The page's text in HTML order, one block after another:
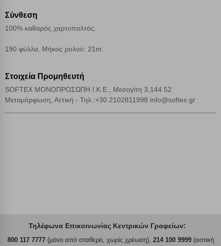
Σύνθεση
100% καθαρός χαρτοπολτός.
190 φύλλα. Μήκος ρολού: 21m.
Στοιχεία Προμηθευτή
SOFTEX ΜΟΝΟΠΡΟΣΩΠΗ Ι.Κ.Ε., Μεσογίτη 3,144 52
Μεταμόρφωση, Αττική - Τηλ.:+30 2102811998 info@softex.gr
Τηλέφωνα Επικοινωνίας Κεντρικών Γραφείων:
800 117 7777(μόνο από σταθερό, χωρίς χρέωση), 214 100 9999(αστική
Απολύτως απαραίτητα cookies
Αποθήκευση ρυθμίσεων
Αποδοχή όλων